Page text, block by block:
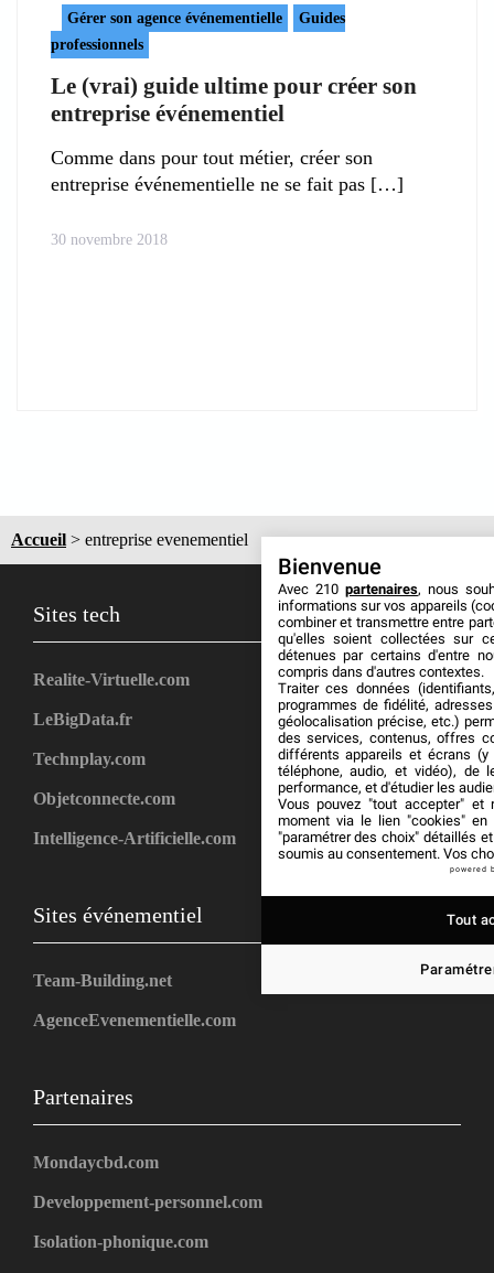
Gérer son agence événementielle
Guides
professionnels
Le (vrai) guide ultime pour créer son
entreprise événementiel
Comme dans pour tout métier, créer son
entreprise événementielle ne se fait pas
30 novembre 2018
Accueil > entreprise evenementiel
Sites tech
Realite-Virtuelle.com
LeBigData.fr
Technplay.com
Objetconnecte.com
Intelligence-Artificielle.com
Sites événementiel
Team-Building.net
AgenceEvenementielle.com
Partenaires
Mondaycbd.com
Developpement-personnel.com
Isolation-phonique.com
Bienvenue
Avec 210 partenaires, nous
informations sur vos appareils
combiner et transmettre entre
qu'elles soient collectées sur
détenues par certains d'entre
compris dans d'autres contextes.
Traiter ces données
programmes de fidélité,
géolocalisation précise, etc.)
des services, contenus, offres
différents appareils et écrans (y
téléphone, audio, et vidéo), de
performance, et d'étudier les
Vous pouvez "tout accepter" et
moment via le lien "cookies" en
"paramétrer des choix" détaillés
soumis au consentement. Vos
powered
Tout